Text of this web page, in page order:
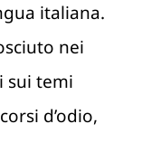
italiana.
nei
sui temi
d’odio,